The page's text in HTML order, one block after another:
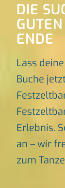
DIE
ENDE
Lass
Buche
Erlebnis.
an – wir
zum